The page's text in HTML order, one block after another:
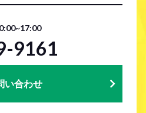
9161
い合わせ